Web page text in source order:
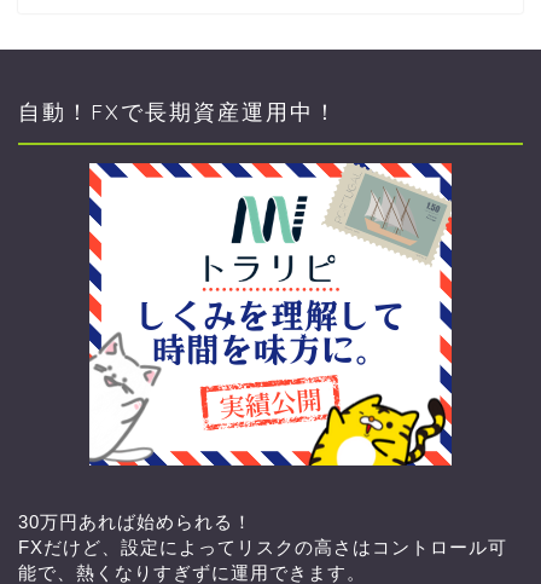
自動！FXで長期資産運用中！
30万円あれば始められる！
FXだけど、設定によってリスクの高さはコントロール可
能で、熱くなりすぎずに運用できます。